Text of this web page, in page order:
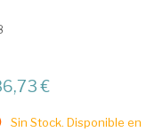
€
Sin Stock. Disponible en